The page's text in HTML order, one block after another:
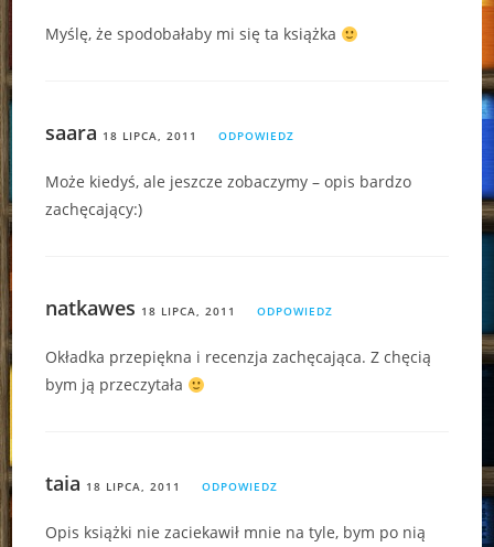
Myślę, że spodobałaby mi się ta książka
saara 18 LIPCA, 2011 ODPOWIEDZ
Może kiedyś, ale jeszcze zobaczymy – opis bardzo
zachęcający:)
natkawes 18 LIPCA, 2011 ODPOWIEDZ
Okładka przepiękna i recenzja zachęcająca. Z chęcią
bym ją przeczytała
taia 18 LIPCA, 2011 ODPOWIEDZ
Opis książki nie zaciekawił mnie na tyle, bym po nią